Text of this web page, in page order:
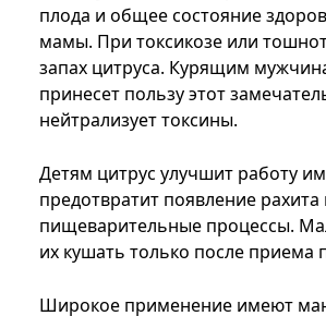
плода и общее состояние
мамы. При токсикозе или
запах цитруса. Курящим
принесет пользу этот
нейтрализует токсины.
Детям цитрус улучшит работу
предотвратит появление
пищеварительные процессы.
их кушать только после приема
Широкое применение имеют